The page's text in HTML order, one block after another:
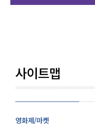
사이트맵
영화제/마켓